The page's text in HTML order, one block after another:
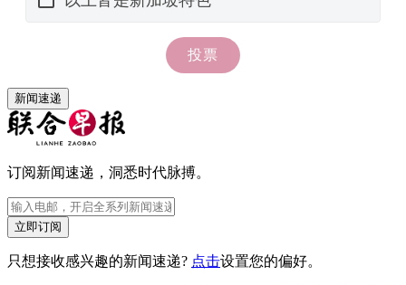
新闻速递
订阅新闻速递，洞悉时代脉搏。
立即订阅
只想接收感兴趣的新闻速递? 点击设置您的偏好。